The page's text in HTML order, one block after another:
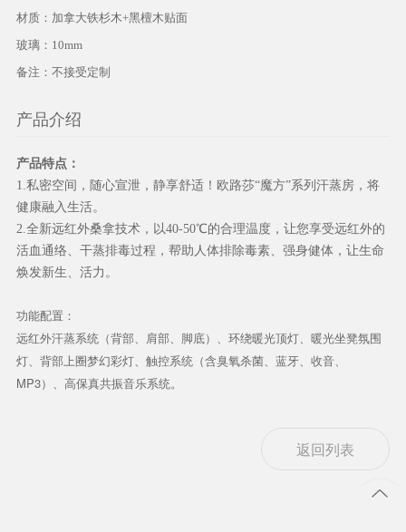
材质：加拿大铁杉木+黑檀木贴面
玻璃：10mm
备注：不接受定制
产品介绍
产品特点：
1.私密空间，随心宣泄，静享舒适！欧路莎“魔方”系列汗蒸房，将
健康融入生活。
2.全新远红外桑拿技术，以40-50℃的合理温度，让您享受远红外的
活血通络、干蒸排毒过程，帮助人体排除毒素、强身健体，让生命
焕发新生、活力。
功能配置：
远红外汗蒸系统（背部、肩部、脚底）、环绕暖光顶灯、暖光坐凳氛围
灯、背部上圈梦幻彩灯、触控系统（含臭氧杀菌、蓝牙、收音、
MP3）、高保真共振音乐系统。
返回列表